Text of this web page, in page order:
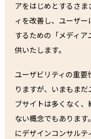
アをはじめとするさ
ィを改善し、ユーザ
するための「メディ
供いたします。
ユーザビリティの重
りますが、いまもま
ブサイトは多くなく
ない概念でもありま
にデザインコンサル